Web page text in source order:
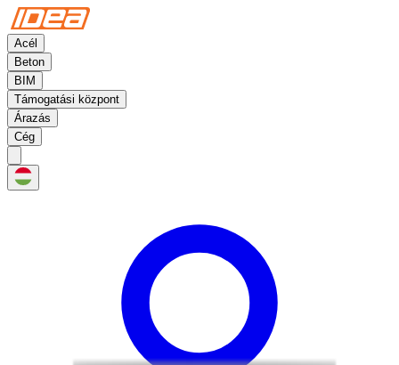
Acél
Beton
BIM
Támogatási központ
Árazás
Cég